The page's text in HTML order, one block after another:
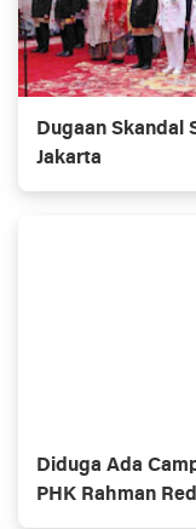
Dugaan Skandal
Jakarta
Diduga Ada
PHK Rahman